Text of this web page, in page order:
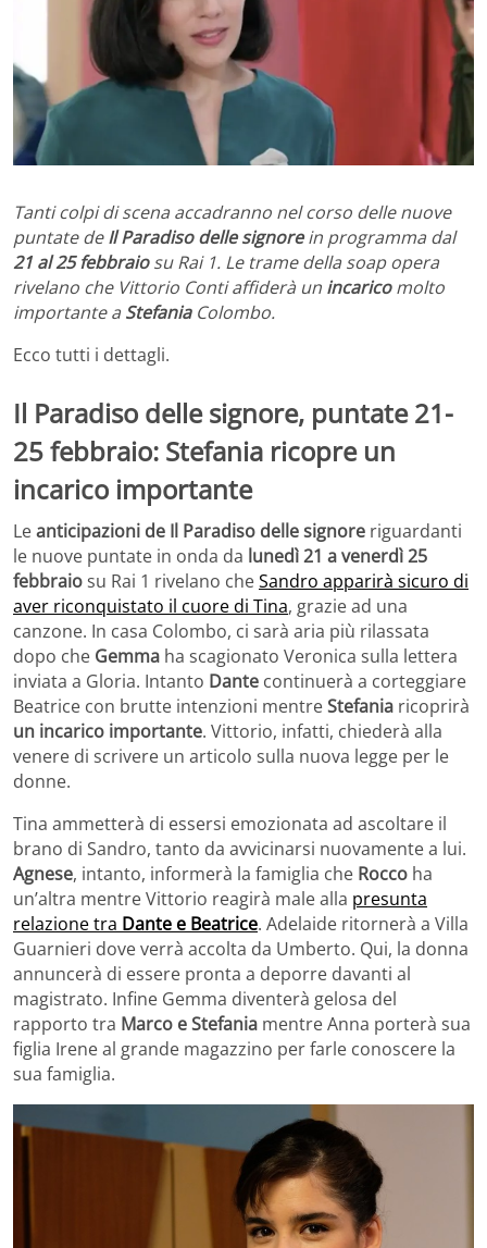
Tanti colpi di scena accadranno nel corso delle nuove
puntate deIl Paradiso delle signorein programma dal
21 al 25 febbraiosu Rai 1. Le trame della soap opera
rivelano che Vittorio Conti affiderà un incaricomolto
importante a StefaniaColombo.
Ecco tutti i dettagli.
Il Paradiso delle signore, puntate 21-
25 febbraio: Stefania ricopre un
incarico importante
Leanticipazioni de Il Paradiso delle signore riguardanti
le nuove puntate in onda da lunedì 21 a venerdì 25
febbraiosu Rai 1 rivelano cheSandro apparirà sicuro di
aver riconquistato il cuore di Tina, grazie ad una
canzone. In casa Colombo, ci sarà aria più rilassata
dopo che Gemma ha scagionato Veronica sulla lettera
inviata a Gloria. Intanto Dante continuerà a corteggiare
Beatrice con brutte intenzioni mentreStefania ricoprirà
un incarico importante. Vittorio, infatti, chiederà alla
venere di scrivere un articolo sulla nuova legge per le
donne.
Tina ammetterà di essersi emozionata ad ascoltare il
brano di Sandro, tanto da avvicinarsi nuovamente a lui.
Agnese, intanto, informerà la famiglia che Rocco ha
un’altra mentre Vittorio reagirà male alla presunta
relazione tra Dante e Beatrice. Adelaide ritornerà a Villa
Guarnieri dove verrà accolta da Umberto. Qui, la donna
annuncerà di essere pronta a deporre davanti al
magistrato. Infine Gemma diventerà gelosa del
rapporto tra Marco e Stefania mentre Anna porterà sua
figlia Irene al grande magazzino per farle conoscere la
sua famiglia.